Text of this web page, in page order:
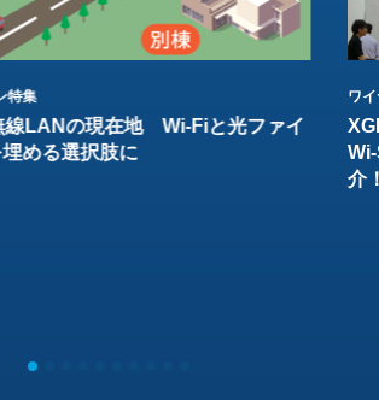
特集
線LANの現在地 Wi-Fiと光ファイ
める選択肢に
ワ
介